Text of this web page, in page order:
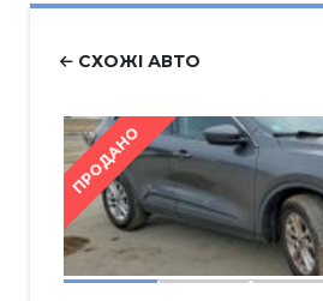
СХОЖІ АВТО
ПРОДАНО